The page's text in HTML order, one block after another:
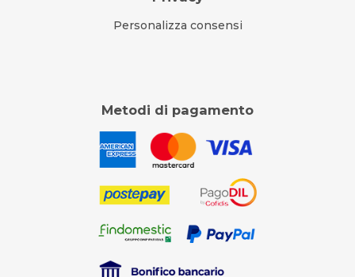
Personalizza consensi
Metodi di pagamento